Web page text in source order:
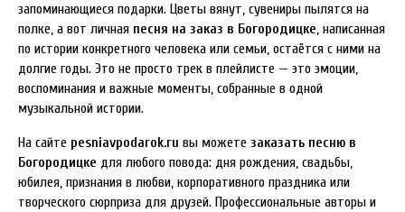
запоминающиеся подарки. Цветы вянут, сувениры пылятся на
полке, а вот личная песня на заказ в Богородицке, написанная
по истории конкретного человека или семьи, остаётся с ними на
долгие годы. Это не просто трек в плейлисте — это эмоции,
воспоминания и важные моменты, собранные в одной
музыкальной истории.
На сайте pesniavpodarok.ru вы можете заказать песню в
Богородицке для любого повода: дня рождения, свадьбы,
юбилея, признания в любви, корпоративного праздника или
творческого сюрприза для друзей. Профессиональные авторы и